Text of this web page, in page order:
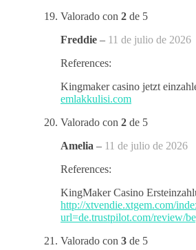
Valorado con 2 de 5
Freddie – 11 de julio de 2026
References:
Kingmaker casino jetzt
emlakkulisi.com
Valorado con 2 de 5
Amelia – 11 de julio de 2026
References:
KingMaker Casino
http://xtvendie.xtgem.com/
url=de.trustpilot.com/review/
Valorado con 3 de 5